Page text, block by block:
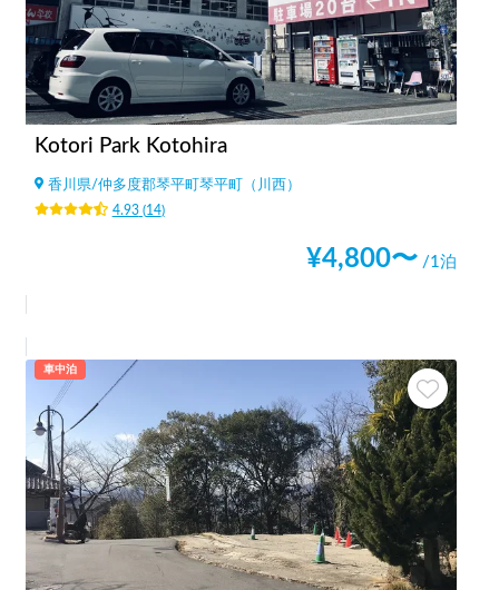
Kotori Park Kotohira
香川県/仲多度郡琴平町琴平町（川西）
4.93(14)
¥4,800〜 /1泊
車中泊